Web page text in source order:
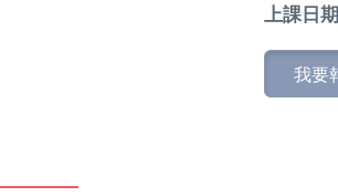
上課日
我要